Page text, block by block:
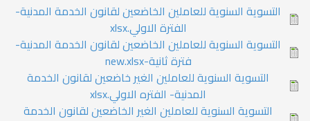
التسوية السنوية للعاملين الخاضعين لقانون الخدمة المدنية-
الفترة الاولي.xlsx
التسوية السنوية للعاملين الخاضعين لقانون الخدمة المدنية-
فترة ثانية-new.xlsx
التسوية السنوية للعاملين الغير خاضعين لقانون الخدمة
المدنية- الفتره الاولي.xlsx
التسوية السنوية للعاملين الغير الخاضعين لقانون الخدمة